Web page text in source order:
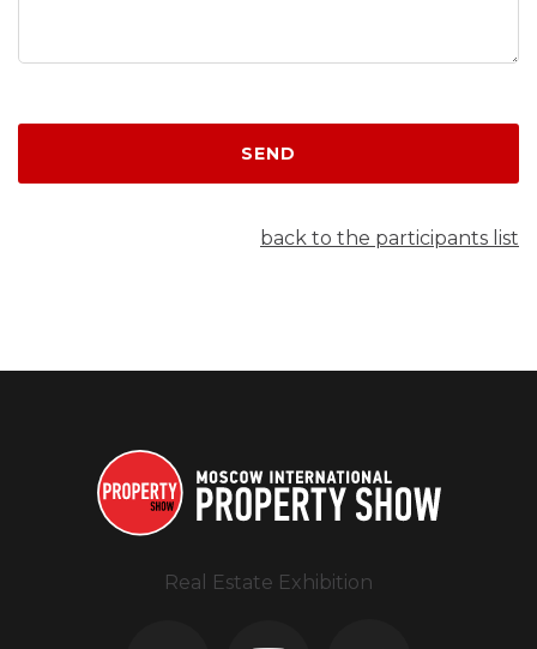
SEND
back to the participants list
Real Estate Exhibition